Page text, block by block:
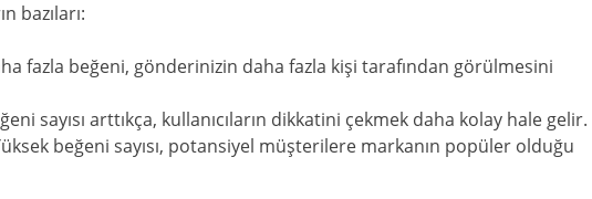
bazıları:
fazla beğeni, gönderinizin daha fazla kişi tarafından görülmesini
sayısı arttıkça, kullanıcıların dikkatini çekmek daha kolay hale gelir.
beğeni sayısı, potansiyel müşterilere markanın popüler olduğu